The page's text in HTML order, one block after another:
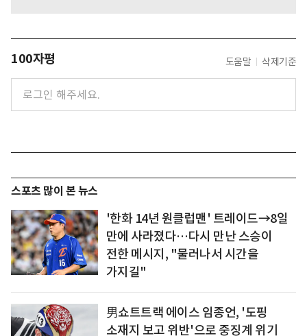
100자평 도움말 삭제기준
스포츠 많이 본 뉴스
'한화 14년 원클럽맨' 트레이드→8일
만에 사라졌다…다시 만난 스승이
전한 메시지, "물러나서 시간을
가지길"
男쇼트트랙 에이스 임종언, '도핑
소재지 보고 위반'으로 중징계 위기